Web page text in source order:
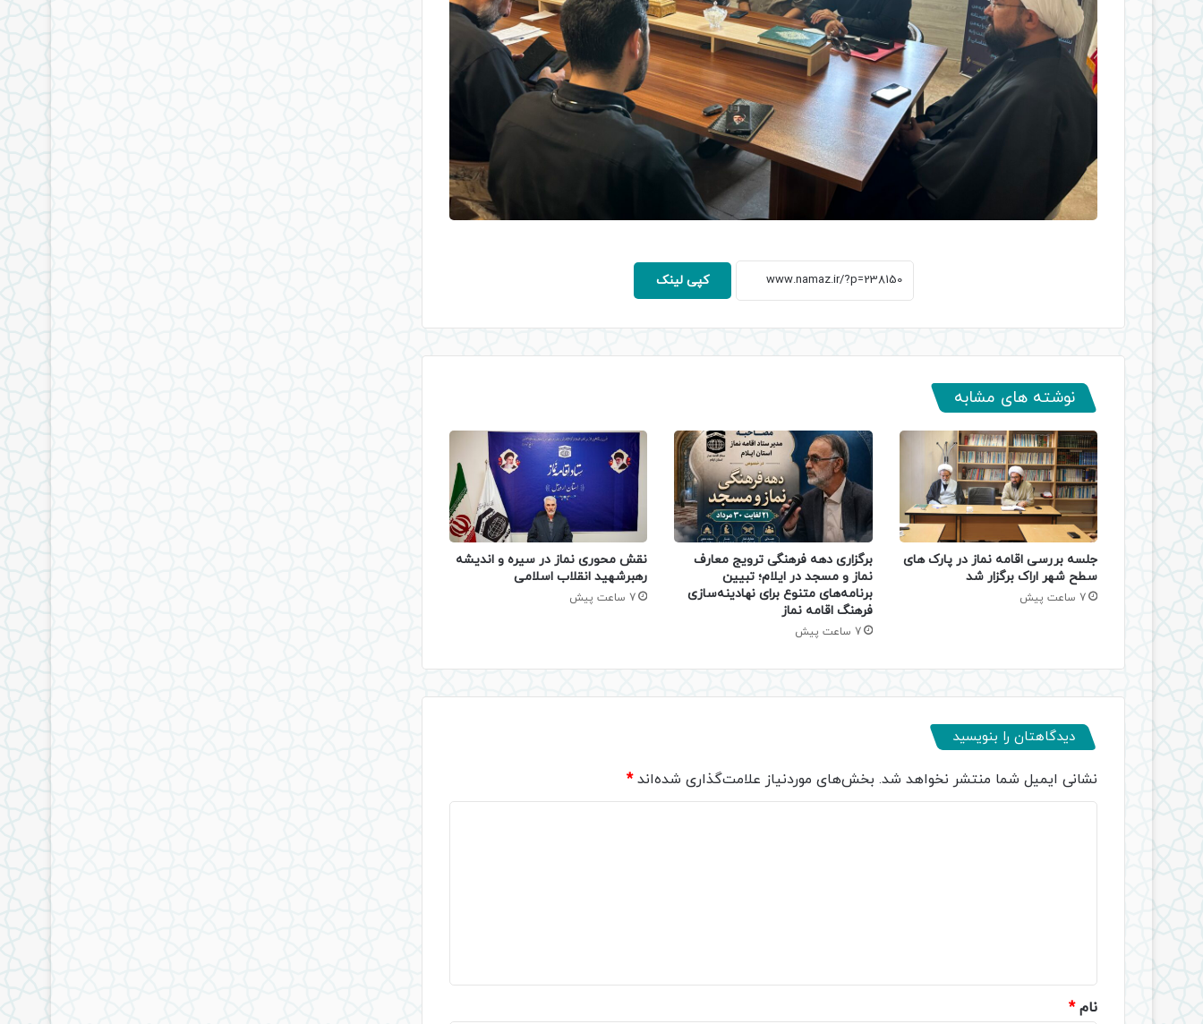
کپی لینک
نوشته های مشابه
جلسه بررسی اقامه نماز در پارک های
سطح شهر اراک برگزار شد
7 ساعت پیش
برگزاری دهه فرهنگی ترویج معارف
نماز و مسجد در ایلام؛ تبیین
برنامه‌های متنوع برای نهادینه‌سازی
فرهنگ اقامه نماز
7 ساعت پیش
نقش محوری نماز در سیره و اندیشه
رهبرشهید انقلاب اسلامی
7 ساعت پیش
دیدگاهتان را بنویسید
نشانی ایمیل شما منتشر نخواهد شد. بخش‌های موردنیاز علامت‌گذاری شده‌اند*
نام*